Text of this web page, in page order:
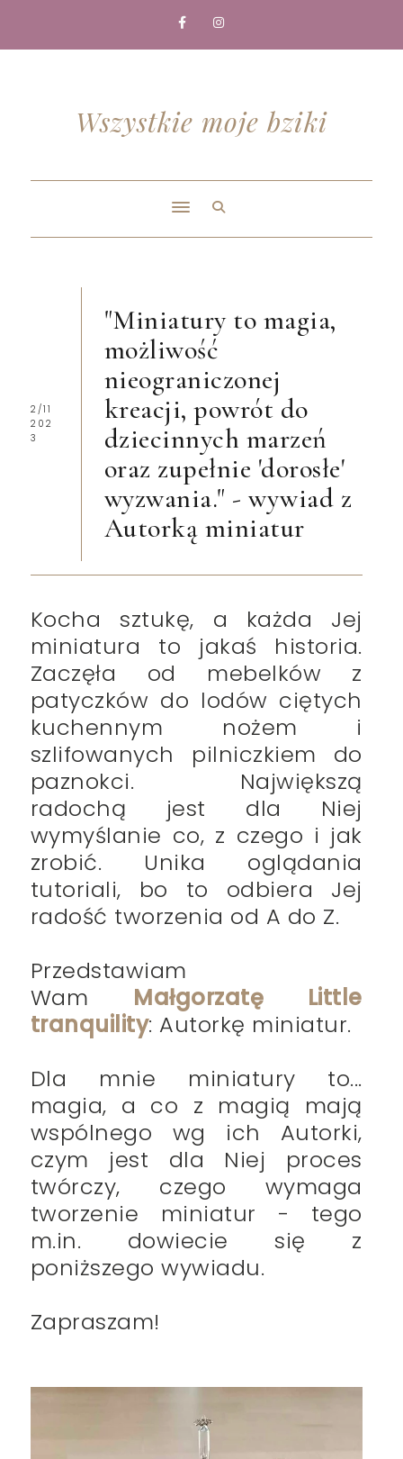
Wszystkie moje bziki
2/11
202
3
"Miniatury to magia,
możliwość
nieograniczonej
kreacji, powrót do
dziecinnych marzeń
oraz zupełnie 'dorosłe'
wyzwania." - wywiad z
Autorką miniatur
Kocha sztukę, a każda Jej
miniatura to jakaś historia.
Zaczęła od mebelków z
patyczków do lodów ciętych
kuchennym nożem i
szlifowanych pilniczkiem do
paznokci. Największą
radochą jest dla Niej
wymyślanie co, z czego i jak
zrobić. Unika oglądania
tutoriali, bo to odbiera Jej
radość tworzenia od A do Z.
Przedstawiam
Wam Małgorzatę Little
tranquility: Autorkę miniatur.
Dla mnie miniatury to...
magia, a co z magią mają
wspólnego wg ich Autorki,
czym jest dla Niej proces
twórczy, czego wymaga
tworzenie miniatur - tego
m.in. dowiecie się z
poniższego wywiadu.
Zapraszam!